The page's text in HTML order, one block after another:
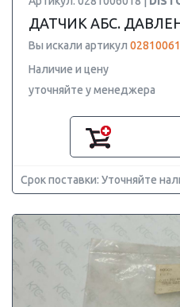
ДАТЧИК АБС.
Вы искали артикул
Наличие и цену
уточняйте у менеджера
Срок поставки: Уточняйте